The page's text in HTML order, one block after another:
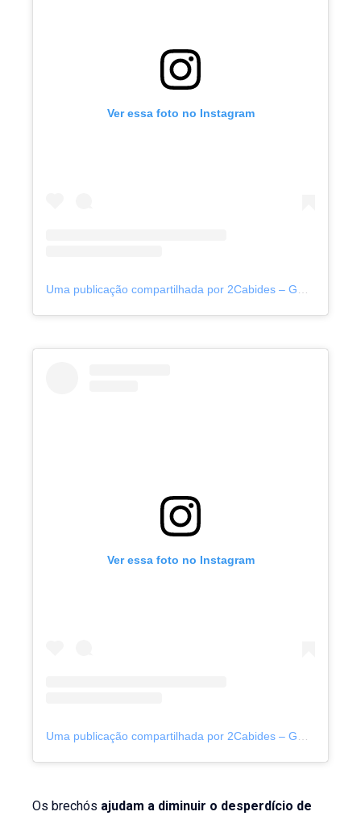
Ver essa foto no Instagram
Ver essa foto no Instagram
Os brechós ajudam a diminuir o desperdício de